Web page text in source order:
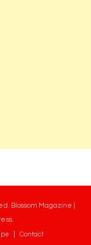
Blossom Magazine |
Contact